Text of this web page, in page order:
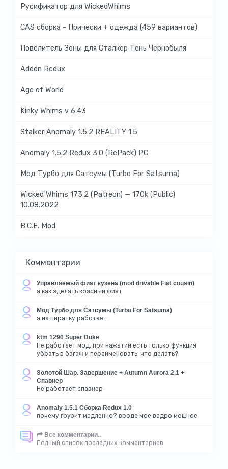
Русификатор для WickedWhims
CAS сборка - Прически + одежда (459 вариантов)
Повелитель Зоны для Сталкер Тень Чернобыля
Addon Redux
Age of World
Kinky Whims v 6.43
Stalker Anomaly 1.5.2 REALITY 1.5
Anomaly 1.5.2 Redux 3.0 (RePack) PC
Мод Турбо для Сатсумы (Turbo For Satsuma)
Wicked Whims 173.2 (Patreon) — 170k (Public)
10.08.2022
B.C.E. Mod
Комментарии
Управляемый фиат кузена (mod drivable Fiat cousin)
а как зделать красный фиат
Мод Турбо для Сатсумы (Turbo For Satsuma)
а на пиратку работает
ktm 1290 Super Duke
Не работает мод, при нажатии есть только функция
убрать в багаж и переименовать, что делать?
Золотой Шар. Завершение + Autumn Aurora 2.1 +
Спавнер
Не работает спавнер
Anomaly 1.5.1 Сборка Redux 1.0
почему грузит медленно? вроде мое ведро мощное
Все комментарии..
Полный список последних комментариев